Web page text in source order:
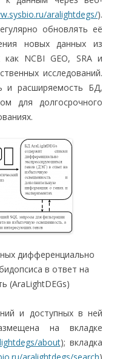
aralightdegs/).
обновлять её
новых данных из
как NCBI GEO, SRA и
исследований.
и расширяемость БД,
для долгосрочного
дифференциально
в ответ на
(AraLightDEGs)
и доступных в ней
на вкладке
about); вкладка